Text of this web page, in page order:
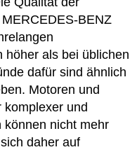
BENZ
höher als bei üblichen
dafür sind ähnlich
Motoren und
komplexer und
können nicht mehr
daher auf